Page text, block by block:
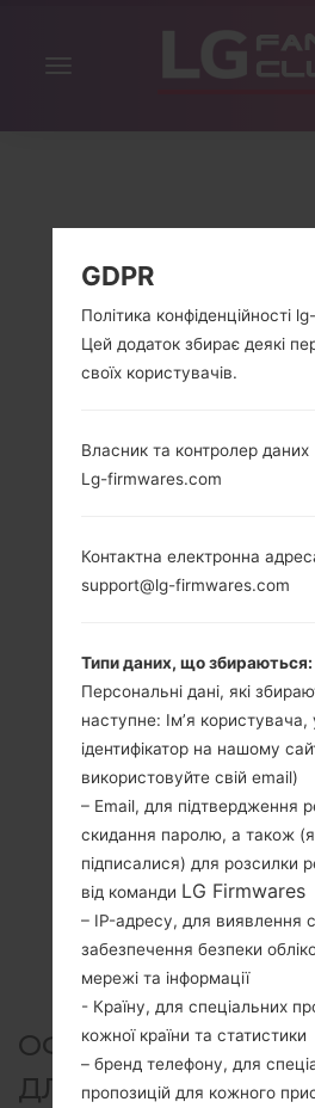
Включити
ОФІЦІЙНА
ДЛЯ Q720QM5 -LG
GDPR
Політика конфіденційності
Цей додаток збирає деякі
своїх користувачів.
Власник та контролер даних
Lg-firmwares.com
Контактна електронна
support@lg-firmwares.com
Типи даних, що збираються:
Персональні дані, які
наступне: Ім’я користувача,
ідентифікатор на нашому
використовуйте свій email)
– Email, для підтвердження
скидання паролю, а також
підписалися) для розсилки
від команди LG Firmwares
– IP-адресу, для виявлення
забезпечення безпеки
мережі та інформації
- Країну, для спеціальних
кожної країни та статистики
– бренд телефону, для
пропозицій для кожного